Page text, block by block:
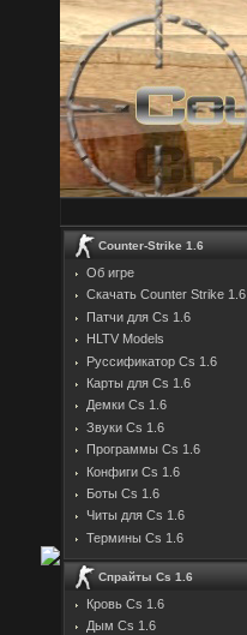
Counter-Strike 1.6
Об игре
Скачать Counter Strike 1.6
Патчи для Cs 1.6
HLTV Models
Руссификатор Cs 1.6
Карты для Cs 1.6
Демки Cs 1.6
Звуки Cs 1.6
Программы Cs 1.6
Конфиги Cs 1.6
Боты Cs 1.6
Читы для Cs 1.6
Термины Cs 1.6
Спрайты Cs 1.6
Кровь Cs 1.6
Дым Cs 1.6